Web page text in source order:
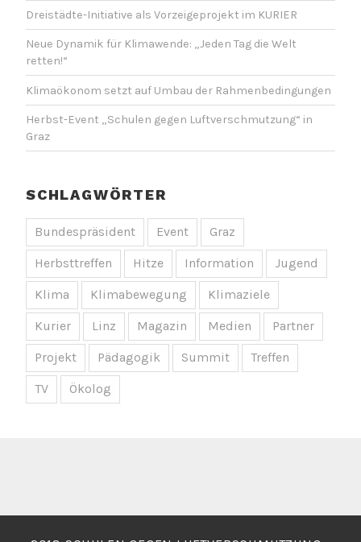
Dreistädte-Initiative als Vorzeigeprojekt im KURIER
Neue Dynamik für Klimawende: „Jeden Tag die Welt
retten!“
Klimaökonom setzt auf Umbau der Rahmenbedingungen
Herbst-Event „Schulen gegen Luftverschmutzung“ in
Graz
SCHLAGWÖRTER
Bundespräsident Event Graz
Herbsttreffen Hitze Information Jugend
Klima Klimabewegung Klimaziele
Kurier Linz Magazin Medien Partner
Projekt Pädagogik Summit Treffen
TV Ökolog